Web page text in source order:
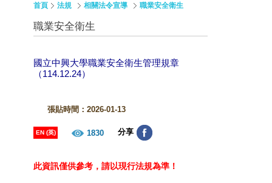
首頁 法規 相關法令宣導 職業安全衛生
職業安全衛生
國立中興大學職業安全衛生管理規章
（114.12.24）
張貼時間：2026-01-13
EN (英) 1830 分享
此資訊僅供參考，請以現行法規為準！